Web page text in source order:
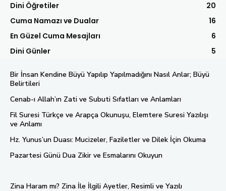
Dini Öğretiler
20
Cuma Namazı ve Dualar
16
En Güzel Cuma Mesajları
6
Dini Günler
5
Bir İnsan Kendine Büyü Yapılıp Yapılmadığını Nasıl Anlar; Büyü
Belirtileri
Cenab-ı Allah’ın Zati ve Subuti Sıfatları ve Anlamları
Fil Suresi Türkçe ve Arapça Okunuşu, Elemtere Suresi Yazılışı
ve Anlamı
Hz. Yunus’un Duası: Mucizeler, Faziletler ve Dilek İçin Okuma
Pazartesi Günü Dua Zikir ve Esmalarını Okuyun
Zina Haram mı? Zina İle İlgili Ayetler, Resimli ve Yazılı